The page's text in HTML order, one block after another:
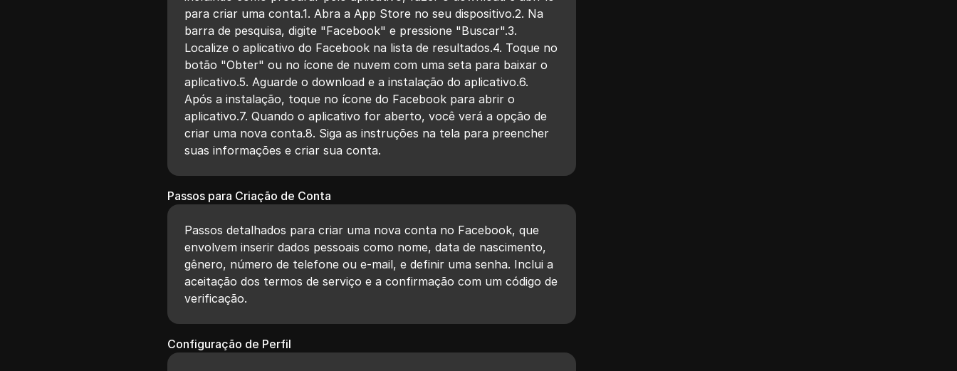
para criar uma conta.1. Abra a App Store no seu dispositivo.2. Na
barra de pesquisa, digite "Facebook" e pressione "Buscar".3.
Localize o aplicativo do Facebook na lista de resultados.4. Toque no
botão "Obter" ou no ícone de nuvem com uma seta para baixar o
aplicativo.5. Aguarde o download e a instalação do aplicativo.6.
Após a instalação, toque no ícone do Facebook para abrir o
aplicativo.7. Quando o aplicativo for aberto, você verá a opção de
criar uma nova conta.8. Siga as instruções na tela para preencher
suas informações e criar sua conta.
Passos para Criação de Conta
Passos detalhados para criar uma nova conta no Facebook, que
envolvem inserir dados pessoais como nome, data de nascimento,
gênero, número de telefone ou e-mail, e definir uma senha. Inclui a
aceitação dos termos de serviço e a confirmação com um código de
verificação.
Configuração de Perfil